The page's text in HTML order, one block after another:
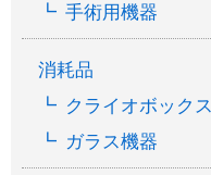
手術用機器
消耗品
クライオボックス
ガラス機器